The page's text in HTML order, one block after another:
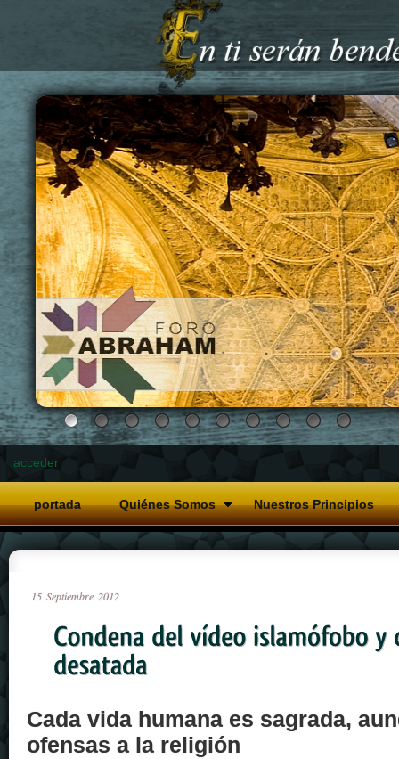
acceder
portada Quiénes Somos Nuestros Principios
15 Septiembre 2012
Cada vida humana es sagrada,
ofensas a la religión